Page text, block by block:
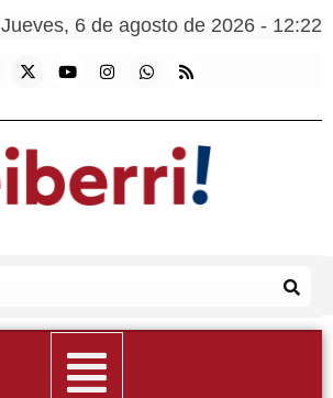
Jueves, 6 de agosto de 2026 - 12:22